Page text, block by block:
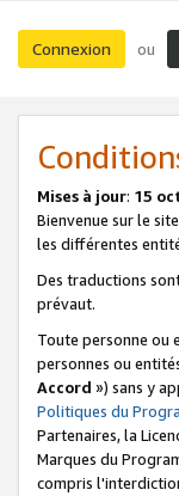
Connexion ou
Mises à jour: 15
Bienvenue sur le
les différentes
Des traductions
prévaut.
Toute personne ou
personnes ou
Accord ») sans y
Politiques du
Partenaires, la
Marques du
compris